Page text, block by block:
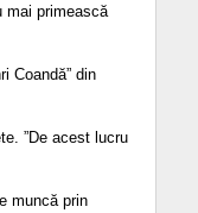
mai primească
Coandă” din
”De acest lucru
muncă prin